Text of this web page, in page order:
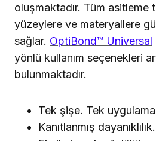
oluşmaktadır. Tüm asitleme
yüzeylere ve materyallere
sağlar. OptiBond™ Universal
yönlü kullanım seçenekleri
bulunmaktadır.
Tek şişe. Tek uygulama
Kanıtlanmış dayanıklılık.